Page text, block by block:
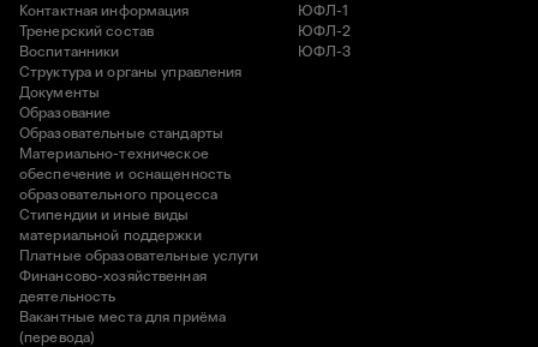
Контактная информация
Тренерский состав
Воспитанники
Структура и органы управления
Документы
Образование
Образовательные стандарты
Материально-техническое
обеспечение и оснащенность
образовательного процесса
Стипендии и иные виды
материальной поддержки
Платные образовательные услуги
Финансово-хозяйственная
деятельность
Вакантные места для приёма
(перевода)
ЮФЛ-1
ЮФЛ-2
ЮФЛ-3